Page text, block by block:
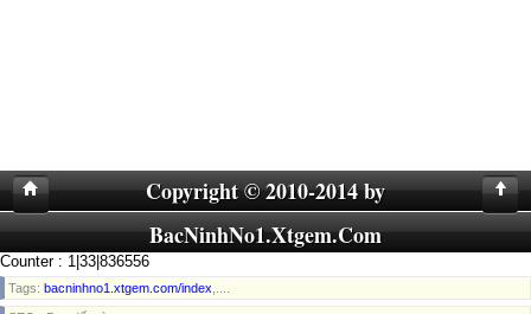
Copyright © 2010-2014 by
BacNinhNo1.Xtgem.Com
Counter : 1|33|836556
Tags: bacninhno1.xtgem.com/index